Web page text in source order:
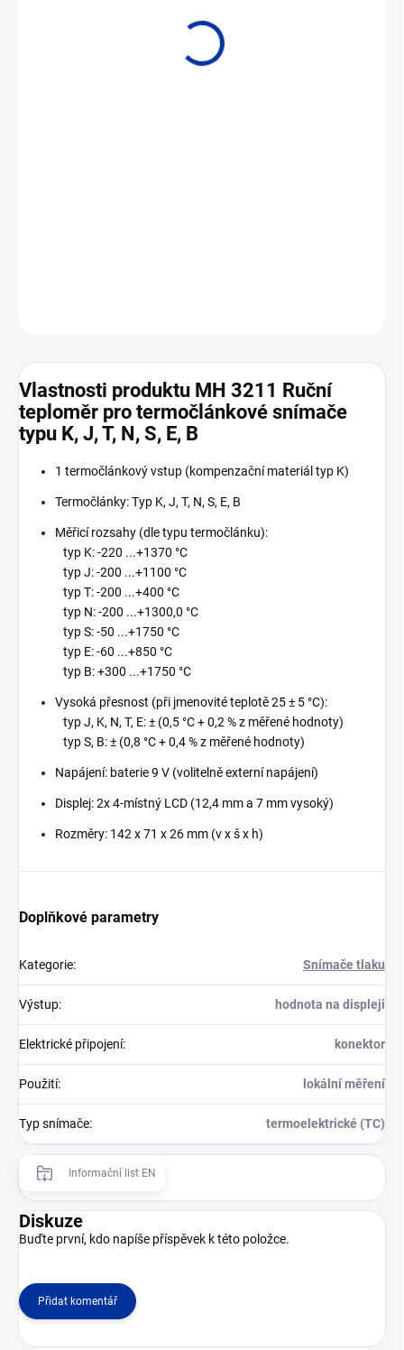
Vlastnosti produktu MH 3211 Ruční
teploměr pro termočlánkové snímače
typu K, J, T, N, S, E, B
1 termočlánkový vstup (kompenzační materiál typ K)
Termočlánky: Typ K, J, T, N, S, E, B
Měřicí rozsahy (dle typu termočlánku):
typ K: -220 ...+1370 °C
typ J: -200 ...+1100 °C
typ T: -200 ...+400 °C
typ N: -200 ...+1300,0 °C
typ S: -50 ...+1750 °C
typ E: -60 ...+850 °C
typ B: +300 ...+1750 °C
Vysoká přesnost (při jmenovité teplotě 25 ± 5 °C):
typ J, K, N, T, E: ± (0,5 °C + 0,2 % z měřené hodnoty)
typ S, B: ± (0,8 °C + 0,4 % z měřené hodnoty)
Napájení: baterie 9 V (volitelně externí napájení)
Displej: 2x 4-místný LCD (12,4 mm a 7 mm vysoký)
Rozměry: 142 x 71 x 26 mm (v x š x h)
Doplňkové parametry
Kategorie: Snímače tlaku
Výstup: hodnota na displeji
Elektrické připojení: konektor
Použití: lokální měření
Typ snímače: termoelektrické (TC)
Informační list EN
Diskuze
Buďte první, kdo napíše příspěvek k této položce.
Přidat komentář